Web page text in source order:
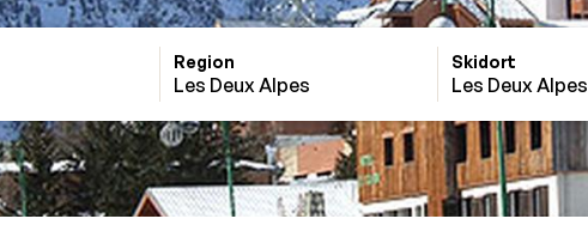
Region
Les Deux Alpes
Skidort
Les Deux Alpes